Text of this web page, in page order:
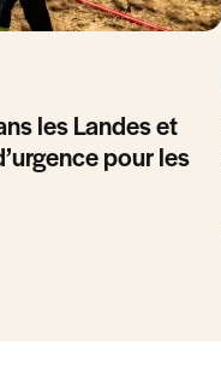
les Landes et
pour les